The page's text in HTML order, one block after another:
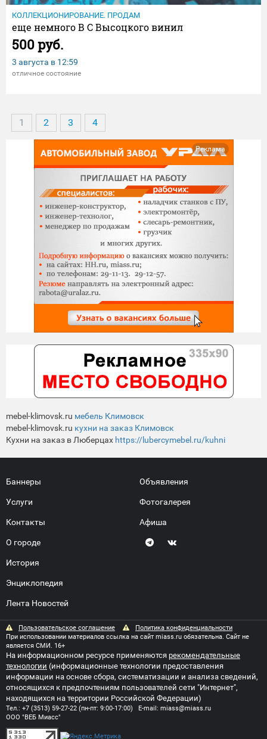
КОЛЛЕКЦИОНИРОВАНИЕ. ПРОДАМ
еще немного В С Высоцкого винил
500 руб.
3 августа в 12:59
отличное состояние
1 2 3 4
Реклама
mebel-klimovsk.ru мебель Климовск
mebel-klimovsk.ru кухни на заказ Климовск
Кухни на заказ в Люберцах https://lubercymebel.ru/kuhni
Баннеры
Услуги
Контакты
О городе
История
Энциклопедия
Лента Новостей
Объявления
Фотогалерея
Афиша
Пользовательское соглашение
Политика конфиденциальности
При использовании материалов ссылка на сайт miass.ru обязательна. Сайт не
является СМИ. 16+
На информационном ресурсе применяются рекомендательные
технологии (информационные технологии предоставления
информации на основе сбора, систематизации и анализа сведений,
относящихся к предпочтениям пользователей сети "Интернет",
находящихся на территории Российской Федерации)
Тел.: +7 (3513) 59-27-22 (пн-пт: 9:00-17:00) E-mail: miass@miass.ru
ООО "ВЕБ Миасс"